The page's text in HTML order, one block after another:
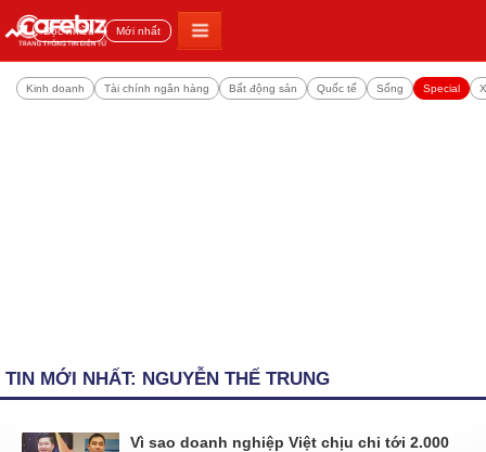
Đọc nhiều Mới nhất
Kinh doanh Tài chính ngân hàng Bất động sản Quốc tế Sống Special
TIN MỚI NHẤT: NGUYỄN THẾ TRUNG
Vì sao doanh nghiệp Việt chịu chi tới 2.000